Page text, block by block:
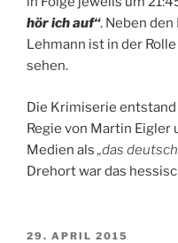
hör ich auf“. Neben
Lehmann ist in der Rolle
sehen.
Die Krimiserie
Regie von Martin
Medien als „das
Drehort war das
VERÖFFENTLICHT
29. APRIL 2015